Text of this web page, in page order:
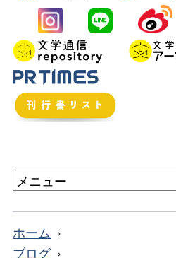
ホーム
ブログ